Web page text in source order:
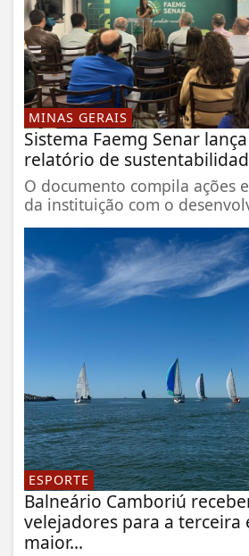
MINAS GERAIS
Sistema Faemg Senar
relatório de
O documento compila ações
da instituição com o
ESPORTE
Balneário Camboriú
velejadores para a terceira
maior...